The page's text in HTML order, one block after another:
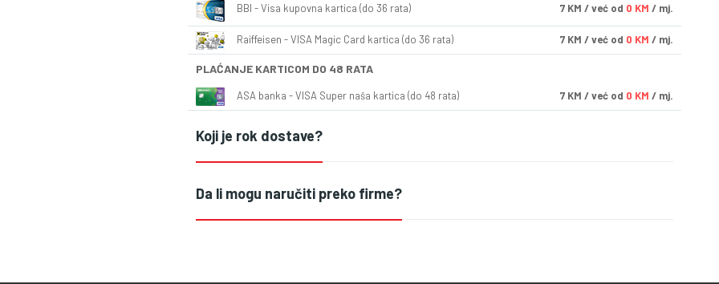
BBI - Visa kupovna kartica (do 36 rata) 7 KM / već od 0 KM / mj.
Raiffeisen - VISA Magic Card kartica (do 36 rata) 7 KM / već od 0 KM / mj.
PLAĆANJE KARTICOM DO 48 RATA
ASA banka - VISA Super naša kartica (do 48 rata) 7 KM / već od 0 KM / mj.
Koji je rok dostave?
Da li mogu naručiti preko firme?